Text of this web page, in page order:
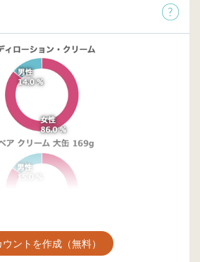
ントを作成（無料）